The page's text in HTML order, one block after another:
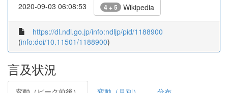
2020-09-03 06:08:53 4 + 5 Wikipedia
https://dl.ndl.go.jp/info:ndljp/pid/1188900
(info:doi/10.11501/1188900)
言及状況